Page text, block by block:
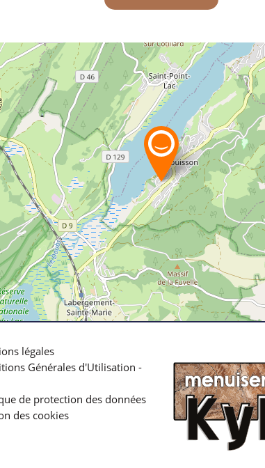
légales
Générales d'Utilisation -
de protection des données
des cookies